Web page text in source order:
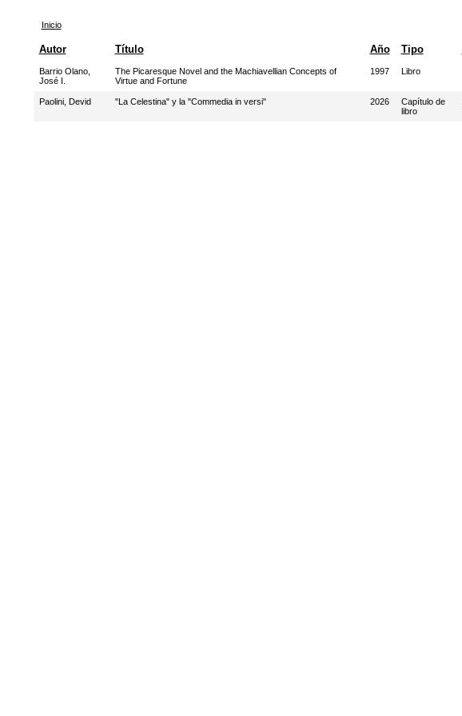
Inicio
Autor Título Año Tipo
Barrio Olano,
José I.
The Picaresque Novel and the Machiavellian Concepts of
Virtue and Fortune
1997 Libro
Paolini, Devid "La Celestina" y la "Commedia in versi" 2026
Capítulo de
libro